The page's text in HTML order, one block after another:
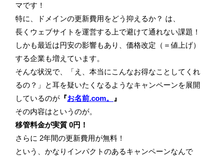
マです！
特に、ドメインの更新費用をどう抑えるか？ は、
長くウェブサイトを運営する上で避けて通れない課題！
しかも最近は円安の影響もあり、価格改定（＝値上げ）
する企業も増えています。
そんな状況で、「え、本当にこんなお得なことしてくれ
るの？」と耳を疑いたくなるようなキャンペーンを展開
しているのが 『お名前.com。
』
その内容はというのが。
移管料金が実質 0円！
さらに 2年間の更新費用が無料！
という、かなりインパクトのあるキャンペーンなんで